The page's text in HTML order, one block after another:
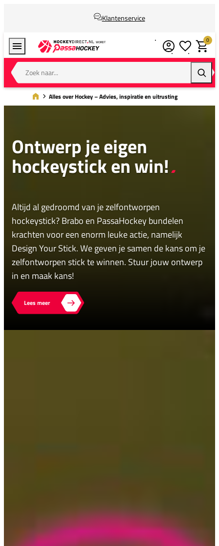
Klantenservice
Zoek naar...
0
Alles over Hockey – Advies, inspiratie en uitrusting
Ontwerp je eigen
hockeystick en win!
Altijd al gedroomd van je zelfontworpen
hockeystick? Brabo en PassaHockey bundelen
krachten voor een enorm leuke actie, namelijk
Design Your Stick. We geven je samen de kans om je
zelfontworpen stick te winnen. Stuur jouw ontwerp
in en maak kans!
Lees meer